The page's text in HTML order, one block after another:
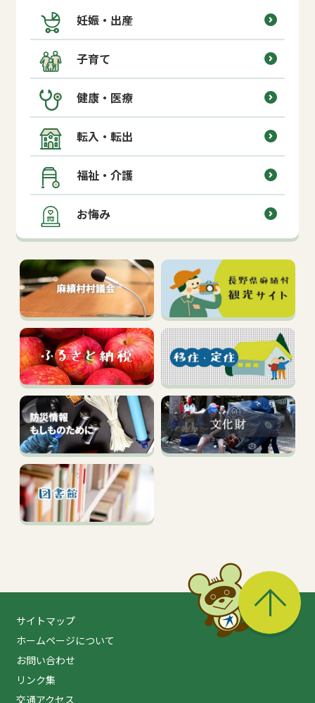
妊娠・出産
子育て
健康・医療
転入・転出
福祉・介護
お悔み
サイトマップ
ホームページについて
お問い合わせ
リンク集
交通アクセス